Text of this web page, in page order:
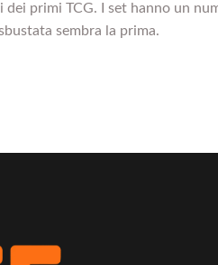
dei primi TCG. I set hanno un
sembra la prima.